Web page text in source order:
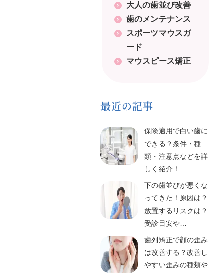
大人の歯並び改善
歯のメンテナンス
スポーツマウスガ
ード
マウスピース矯正
最近の記事
保険適用で白い歯に
できる？条件・種
類・注意点などを詳
しく紹介！
下の歯並びが悪くな
ってきた！原因は？
放置するリスクは？
受診目安や…
歯列矯正で顔の歪み
は改善する？改善し
やすい歪みの種類や